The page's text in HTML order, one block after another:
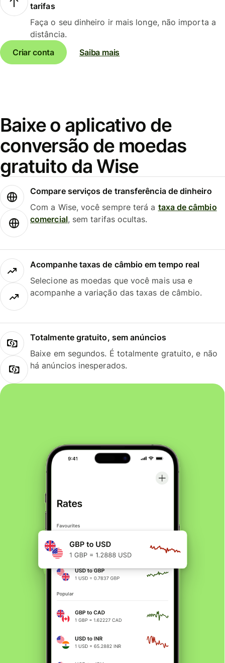
tarifas
Faça o seu dinheiro ir mais longe, não importa a
distância.
Criar conta
Saiba mais
Baixe o aplicativo de
conversão de moedas
gratuito da Wise
Compare serviços de transferência de dinheiro
Com a Wise, você sempre terá a taxa de câmbio
comercial, sem tarifas ocultas.
Acompanhe taxas de câmbio em tempo real
Selecione as moedas que você mais usa e
acompanhe a variação das taxas de câmbio.
Totalmente gratuito, sem anúncios
Baixe em segundos. É totalmente gratuito, e não
há anúncios inesperados.